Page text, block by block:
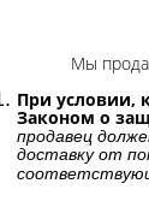
Мы
При условии,
Законом о
продавец
доставку от